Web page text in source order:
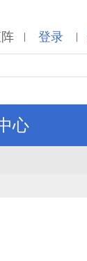
| 登录 |
心